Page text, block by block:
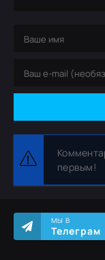
первым!
МЫ В
Телеграм